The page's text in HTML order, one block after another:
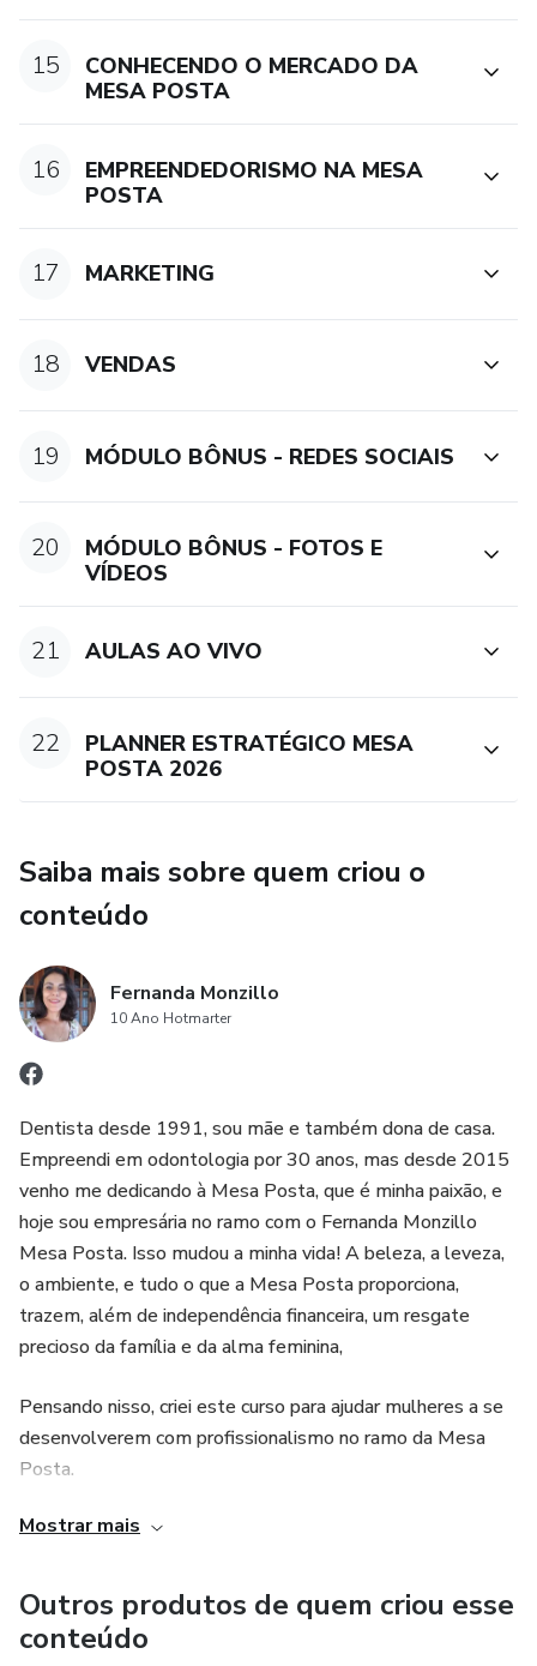
15
CONHECENDO O MERCADO DA
MESA POSTA
16
EMPREENDEDORISMO NA MESA
POSTA
17 MARKETING
18 VENDAS
19 MÓDULO BÔNUS - REDES SOCIAIS
20
MÓDULO BÔNUS - FOTOS E
VÍDEOS
21 AULAS AO VIVO
22
PLANNER ESTRATÉGICO MESA
POSTA 2026
Saiba mais sobre quem criou o
conteúdo
Fernanda Monzillo
10 Ano Hotmarter
Dentista desde 1991, sou mãe e também dona de casa.
Empreendi em odontologia por 30 anos, mas desde 2015
venho me dedicando à Mesa Posta, que é minha paixão, e
hoje sou empresária no ramo com o Fernanda Monzillo
Mesa Posta. Isso mudou a minha vida! A beleza, a leveza,
o ambiente, e tudo o que a Mesa Posta proporciona,
trazem, além de independência financeira, um resgate
precioso da família e da alma feminina,
Pensando nisso, criei este curso para ajudar mulheres a se
desenvolverem com profissionalismo no ramo da Mesa
Posta.
Entrego um método eficiente e eficaz e Tudo o que me
Desejo que vocês se dediquem, participem ativamente e
construam suas carreiras de sucesso!
Mostrar mais
Outros produtos de quem criou esse
conteúdo